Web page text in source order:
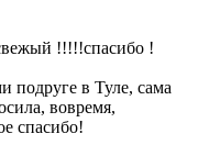
!!!!!спасибо !
подруге в Туле, сама
вовремя,
спасибо!